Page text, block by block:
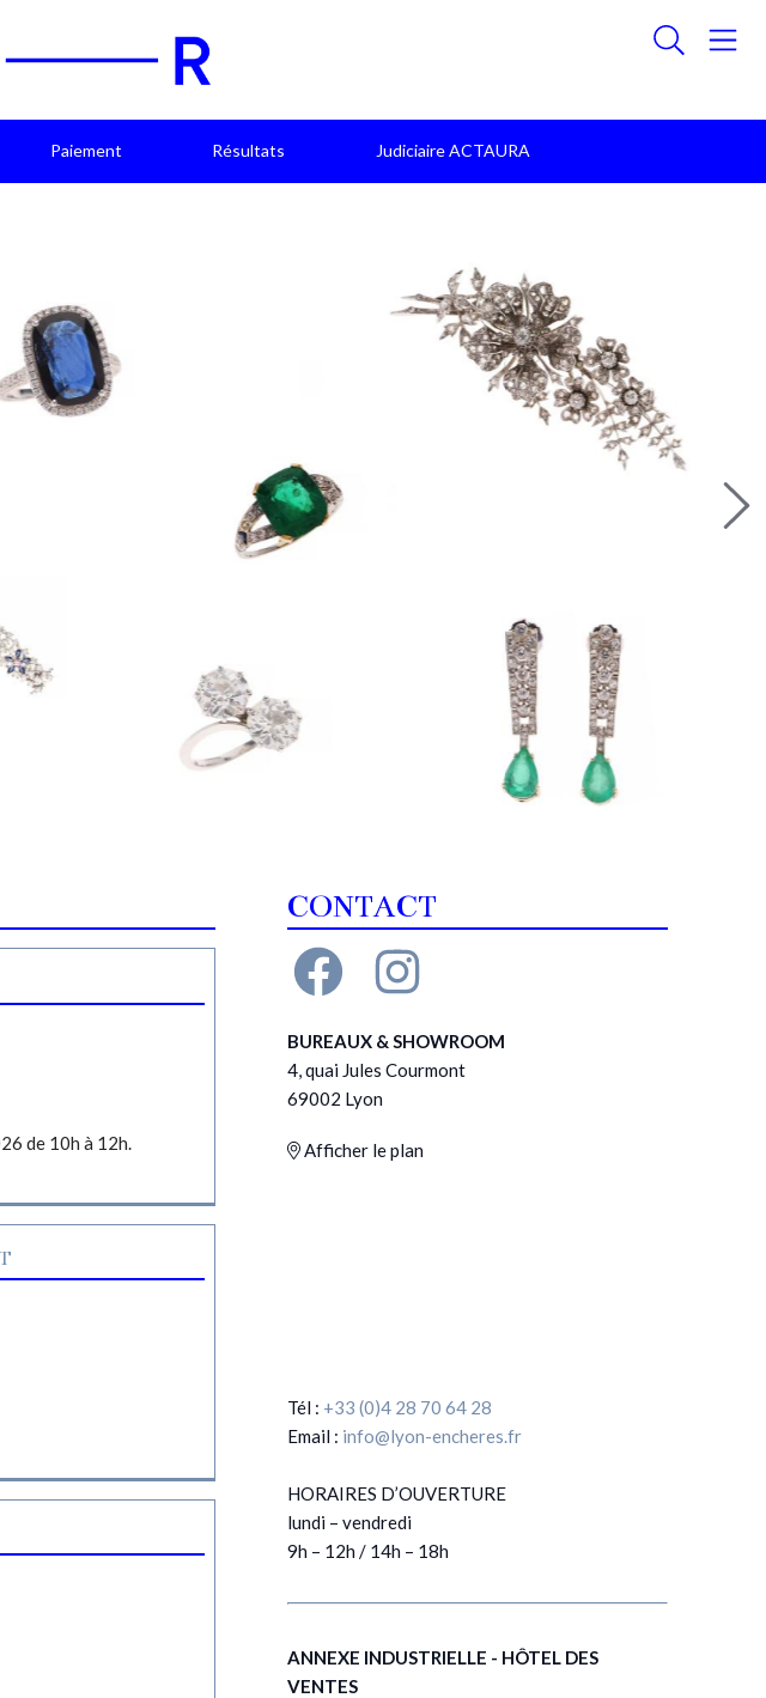
Paiement Résultats Judiciaire ACTAURA
de 10h à 12h.
CONTACT
BUREAUX & SHOWROOM
4, quai Jules Courmont
69002 Lyon
Afficher le plan
Tél : +33 (0)4 28 70 64 28
Email : info@lyon-encheres.fr
HORAIRES D’OUVERTURE
lundi – vendredi
9h – 12h / 14h – 18h
ANNEXE INDUSTRIELLE - HÔTEL DES
VENTES